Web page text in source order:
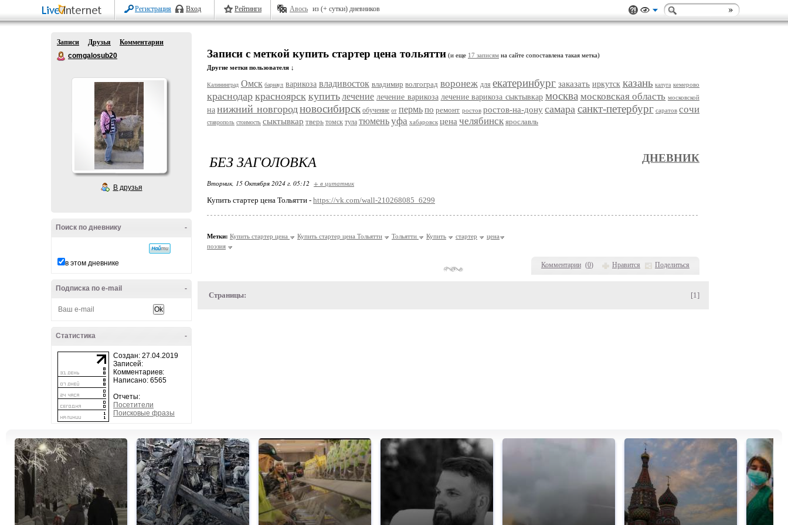
Регистрация Вход Рейтинги Авось из (+ сутки) дневников
Записи Друзья
Комментарии
comgalosub20
В друзья
-
Поиск по дневнику
в этом дневнике
-
Подписка по e-mail
-
Статистика
Создан: 27.04.2019
Записей:
Комментариев:
Написано: 6565
Отчеты:
Посетители
Поисковые фразы
Записи с меткой купить стартер цена тольятти (и еще 17 записям на сайте сопоставлена такая метка)
Другие метки пользователя ↓
Калининград Омск барнаул варикоза владивосток владимир волгоград воронеж для екатеринбург заказать иркутск казань калуга кемерово
краснодар красноярск купить лечение лечение варикоза лечение варикоза сыктывкар москва московская область московской
на нижний новгородновосибирск обучение от пермь по ремонт ростов ростов-на-дону самара санкт-петербург саратов сочи
ставрополь стоимость сыктывкар тверь томск тула тюменьуфа хабаровск цена челябинск ярославль
Комментарии (0) Нравится Поделиться
БЕЗ ЗАГОЛОВКА ДНЕВНИК
Вторник, 15 Октября 2024 г. 05:12 + в цитатник
Купить стартер цена Тольятти - https://vk.com/wall-210268085_6299
Метки: Купить стартер цена Купить стартер цена Тольятти Тольятти Купить стартер
цена
поэзия
Страницы: [1]